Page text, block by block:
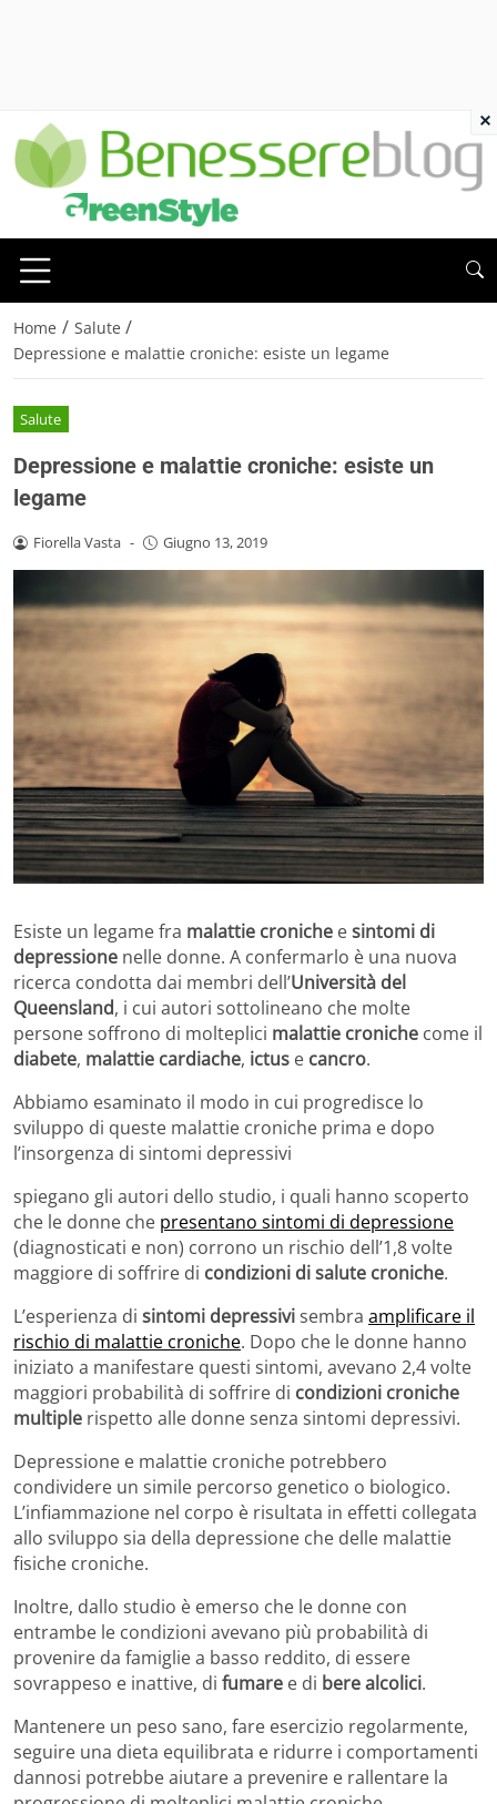
Home / Salute /
Depressione e malattie croniche: esiste un legame
Salute
Depressione e malattie croniche: esiste un
legame
Fiorella Vasta - Giugno 13, 2019
Esiste un legame fra malattie croniche esintomi di
depressione nelle donne. A confermarlo è una nuova
ricerca condotta dai membri dell’Università del
Queensland, i cui autori sottolineano che molte
persone soffrono di molteplici malattie croniche come il
diabete, malattie cardiache, ictus e cancro.
Abbiamo esaminato il modo in cui progredisce lo
sviluppo di queste malattie croniche prima e dopo
l’insorgenza di sintomi depressivi
spiegano gli autori dello studio, i quali hanno scoperto
che le donne che presentano sintomi di depressione
(diagnosticati e non) corrono un rischio dell’1,8 volte
maggiore di soffrire di condizioni di salute croniche.
L’esperienza di sintomi depressivisembra amplificare il
rischio di malattie croniche. Dopo che le donne hanno
iniziato a manifestare questi sintomi, avevano 2,4 volte
maggiori probabilità di soffrire di condizioni croniche
multiple rispetto alle donne senza sintomi depressivi.
Depressione e malattie croniche potrebbero
condividere un simile percorso genetico o biologico.
L’infiammazione nel corpo è risultata in effetti collegata
allo sviluppo sia della depressione che delle malattie
fisiche croniche.
Inoltre, dallo studio è emerso che le donne con
entrambe le condizioni avevano più probabilità di
provenire da famiglie a basso reddito, di essere
sovrappeso e inattive, di fumare e di bere alcolici.
Mantenere un peso sano, fare esercizio regolarmente,
seguire una dieta equilibrata e ridurre i comportamenti
dannosi potrebbe aiutare a prevenire e rallentare la
×